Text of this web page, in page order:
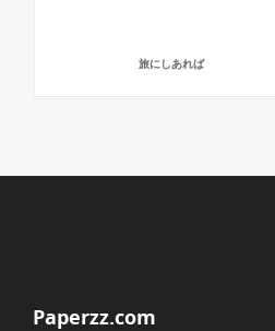
旅にしあれば
Paperzz.com